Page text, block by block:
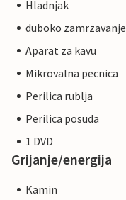
Hladnjak
duboko zamrzavanje
Aparat za kavu
Mikrovalna pecnica
Perilica rublja
Perilica posuda
1 DVD
Grijanje/energija
Kamin